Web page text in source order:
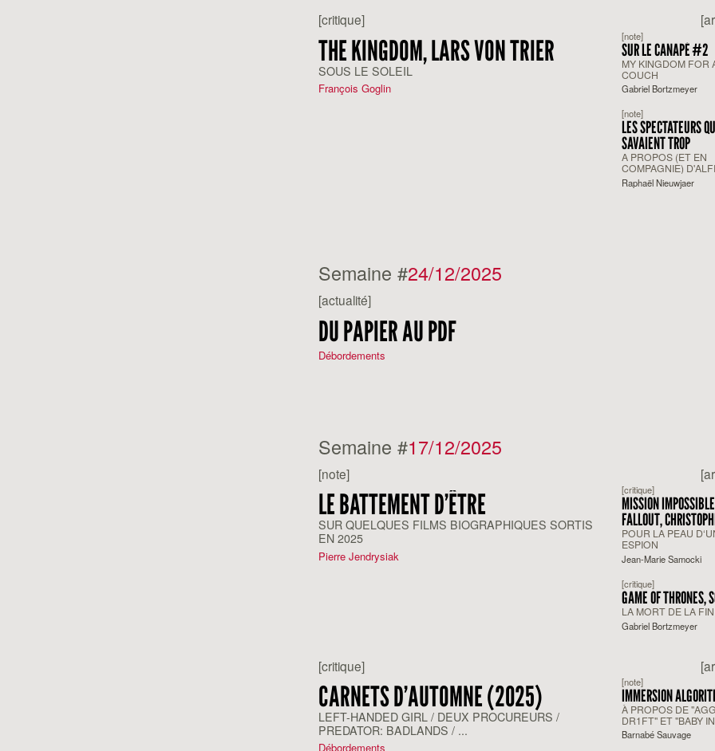
[critique]
THE KINGDOM, LARS VON TRIER
SOUS LE SOLEIL
François Goglin
[note]
SUR LE CANAPÉ #2
MY KINGDOM FOR
COUCH
Gabriel Bortzmeyer
[note]
LES SPECTATEURS
SAVAIENT TROP
A PROPOS (ET EN
COMPAGNIE)
HITCHCOCK
Raphaël Nieuwjaer
Semaine #24/12/2025
[actualité]
DU PAPIER AU PDF
Débordements
Semaine #17/12/2025
[note]
LE BATTEMENT D’ÊTRE
SUR QUELQUES FILMS BIOGRAPHIQUES SORTIS
EN 2025
Pierre Jendrysiak
[critique]
MISSION
FALLOUT,
MCQUARRIE
POUR LA PEAU
ESPION
Jean-Marie Samocki
[critique]
GAME OF THRONES,
LA MORT DE LA FIN
Gabriel Bortzmeyer
[critique]
CARNETS D’AUTOMNE (2025)
LEFT-HANDED GIRL / DEUX PROCUREURS /
PREDATOR: BADLANDS / ...
Débordements
[note]
IMMERSION
À PROPOS DE
DR1FT" ET "BABY
D'HARMONY KORINE
Barnabé Sauvage